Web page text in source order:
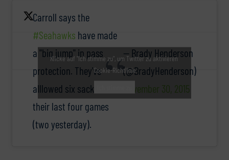
Carroll says the
#Seahawks have made
a "big jump" in pass
protection. They've
alllowed six sacks over
their last four games
(two yesterday).
— Brady Henderson
(@BradyHenderson)
November 30, 2015
Klicke auf "Ich stimme zu", um Twitter zu aktivieren
Cookie-Richtlinie